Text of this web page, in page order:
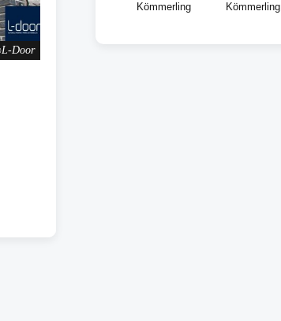
L-Door
Kömmerling Kömmerling